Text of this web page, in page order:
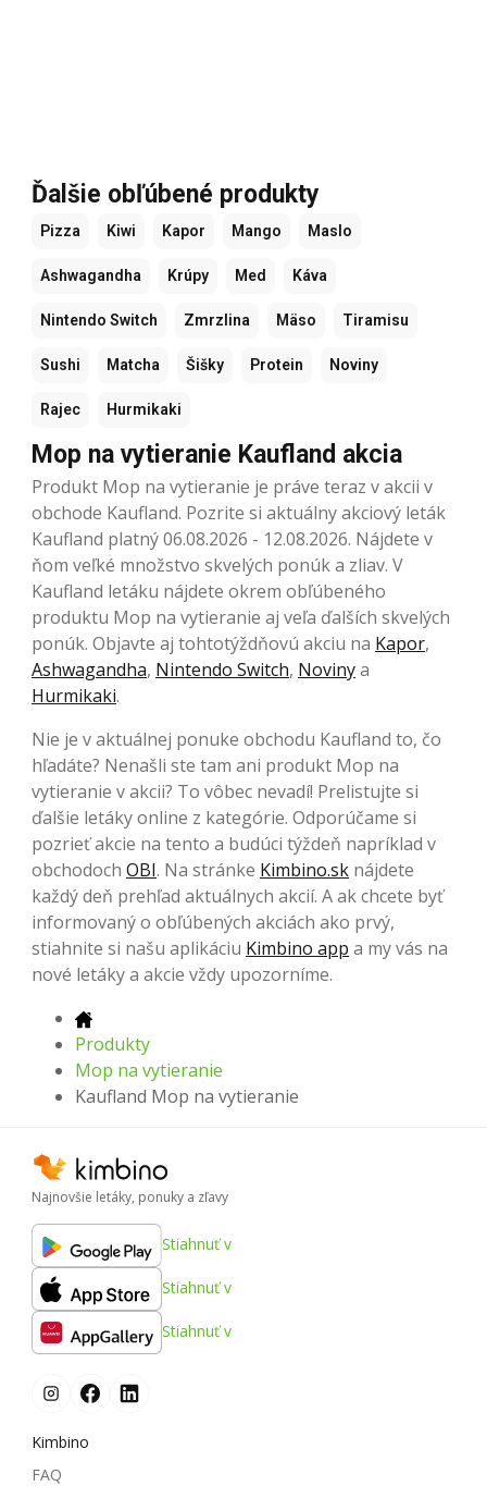
Ďalšie obľúbené produkty
Pizza Kiwi Kapor Mango Maslo
Ashwagandha Krúpy Med Káva
Nintendo Switch Zmrzlina Mäso Tiramisu
Sushi Matcha Šišky Protein Noviny
Rajec Hurmikaki
Mop na vytieranie Kaufland akcia
Produkt Mop na vytieranie je práve teraz v akcii v
obchode Kaufland. Pozrite si aktuálny akciový leták
Kaufland platný 06.08.2026 - 12.08.2026. Nájdete v
ňom veľké množstvo skvelých ponúk a zliav. V
Kaufland letáku nájdete okrem obľúbeného
produktu Mop na vytieranie aj veľa ďalších skvelých
ponúk. Objavte aj tohtotýždňovú akciu na Kapor,
Ashwagandha, Nintendo Switch, Novinya
Hurmikaki.
Nie je v aktuálnej ponuke obchodu Kaufland to, čo
hľadáte? Nenašli ste tam ani produkt Mop na
vytieranie v akcii? To vôbec nevadí! Prelistujte si
ďalšie letáky online z kategórie. Odporúčame si
pozrieť akcie na tento a budúci týždeň napríklad v
obchodoch OBI. Na stránke Kimbino.sk nájdete
každý deň prehľad aktuálnych akcií. A ak chcete byť
informovaný o obľúbených akciách ako prvý,
stiahnite si našu aplikáciu Kimbino app a my vás na
nové letáky a akcie vždy upozorníme.
Produkty
Mop na vytieranie
Kaufland Mop na vytieranie
Najnovšie letáky, ponuky a zľavy
Stiahnuť v
Stiahnuť v
Stiahnuť v
Kimbino
FAQ